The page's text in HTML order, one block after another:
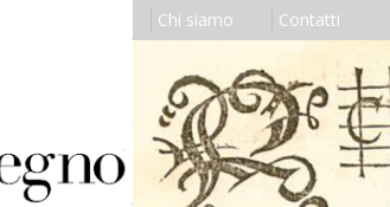
Chi siamo Contatti